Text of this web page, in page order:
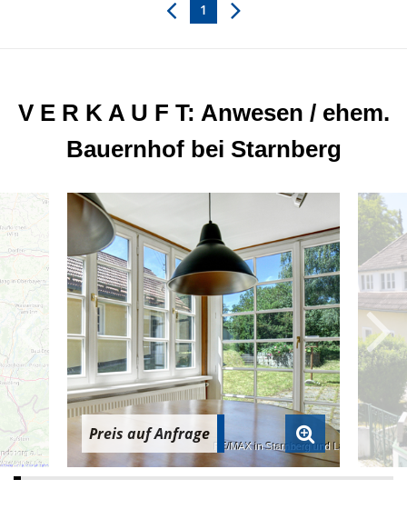
1
V E R K A U F T: Anwesen / ehem.
Bauernhof bei Starnberg
Preis auf Anfrage